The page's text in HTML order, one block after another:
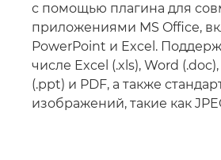
с помощью плагина для
приложениями MS Office,
PowerPoint и Excel.
числе Excel (.xls), Word
(.ppt) и PDF, а также
изображений, такие как